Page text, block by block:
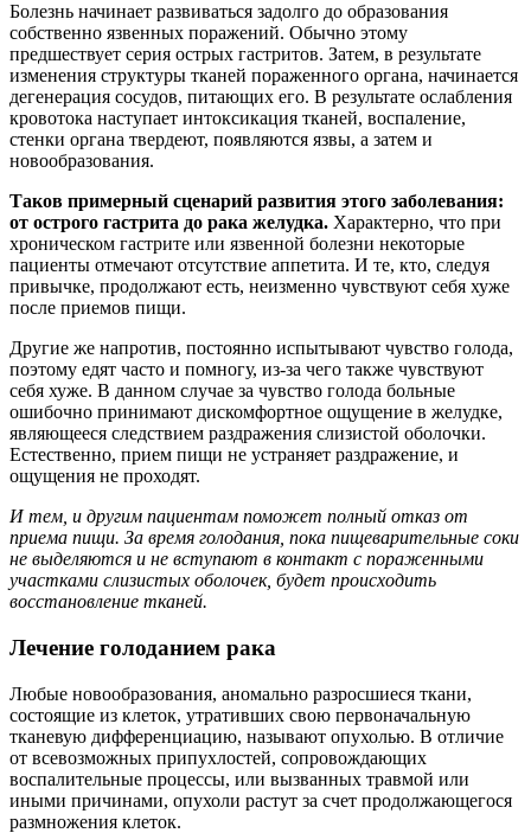
Болезнь начинает развиваться задолго до образования
собственно язвенных поражений. Обычно этому
предшествует серия острых гастритов. Затем, в результате
изменения структуры тканей пораженного органа, начинается
дегенерация сосудов, питающих его. В результате ослабления
кровотока наступает интоксикация тканей, воспаление,
стенки органа твердеют, появляются язвы, а затем и
новообразования.
Таков примерный сценарий развития этого заболевания:
от острого гастрита до рака желудка. Характерно, что при
хроническом гастрите или язвенной болезни некоторые
пациенты отмечают отсутствие аппетита. И те, кто, следуя
привычке, продолжают есть, неизменно чувствуют себя хуже
после приемов пищи.
Другие же напротив, постоянно испытывают чувство голода,
поэтому едят часто и помногу, из-за чего также чувствуют
себя хуже. В данном случае за чувство голода больные
ошибочно принимают дискомфортное ощущение в желудке,
являющееся следствием раздражения слизистой оболочки.
Естественно, прием пищи не устраняет раздражение, и
ощущения не проходят.
И тем, и другим пациентам поможет полный отказ от
приема пищи. За время голодания, пока пищеварительные соки
не выделяются и не вступают в контакт с пораженными
участками слизистых оболочек, будет происходить
восстановление тканей.
Лечение голоданием рака
Любые новообразования, аномально разросшиеся ткани,
состоящие из клеток, утративших свою первоначальную
тканевую дифференциацию, называют опухолью. В отличие
от всевозможных припухлостей, сопровождающих
воспалительные процессы, или вызванных травмой или
иными причинами, опухоли растут за счет продолжающегося
размножения клеток.